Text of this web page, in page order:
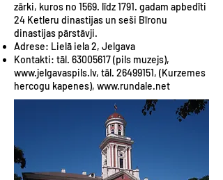
zārki, kuros no 1569. līdz 1791. gadam apbedīti
24 Ketleru dinastijas un seši Bīronu
dinastijas pārstāvji.
Adrese: Lielā iela 2, Jelgava
Kontakti: tāl. 63005617(pils muzejs),
www.jelgavaspils.lv, tāl. 26499151, (Kurzemes
hercogu kapenes), www.rundale.net